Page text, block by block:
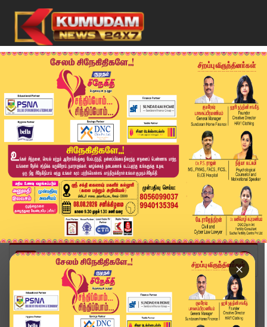
×
Home
தமிழ்நாடு
ஏடிஜிபி ஜெயராமின் இடைநீக்கத்தை திரும்பப் பெறப்...